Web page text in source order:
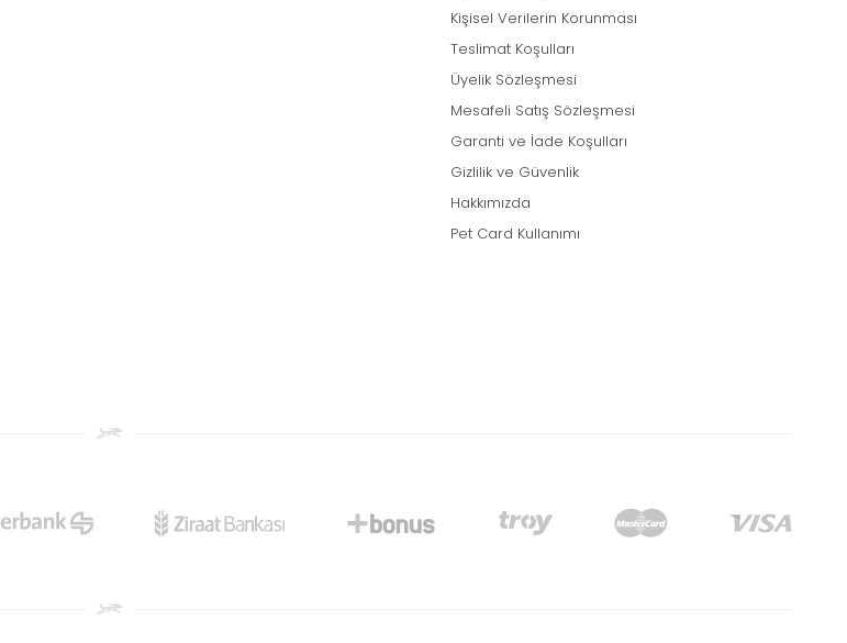
Kişisel Verilerin Korunması
Teslimat Koşulları
Üyelik Sözleşmesi
Mesafeli Satış Sözleşmesi
Garanti ve İade Koşulları
Gizlilik ve Güvenlik
Hakkımızda
Pet Card Kullanımı